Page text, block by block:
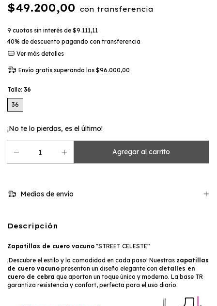
$49.200,00 con transferencia
9 cuotas sin interés de $9.111,11
40% de descuento pagando con transferencia
Ver más detalles
Envío gratis superando los $96.000,00
Talle: 36
36
¡No te lo pierdas, es el último!
Medios de envío
Descripción
Zapatillas de cuero vacuno "STREET CELESTE"
¡Descubre el estilo y la comodidad en cada paso! Nuestras zapatillas
de cuero vacuno presentan un diseño elegante con detalles en
cuero de cebra que aportan un toque único y moderno. La base TR
garantiza resistencia y confort, perfecta para el uso diario.